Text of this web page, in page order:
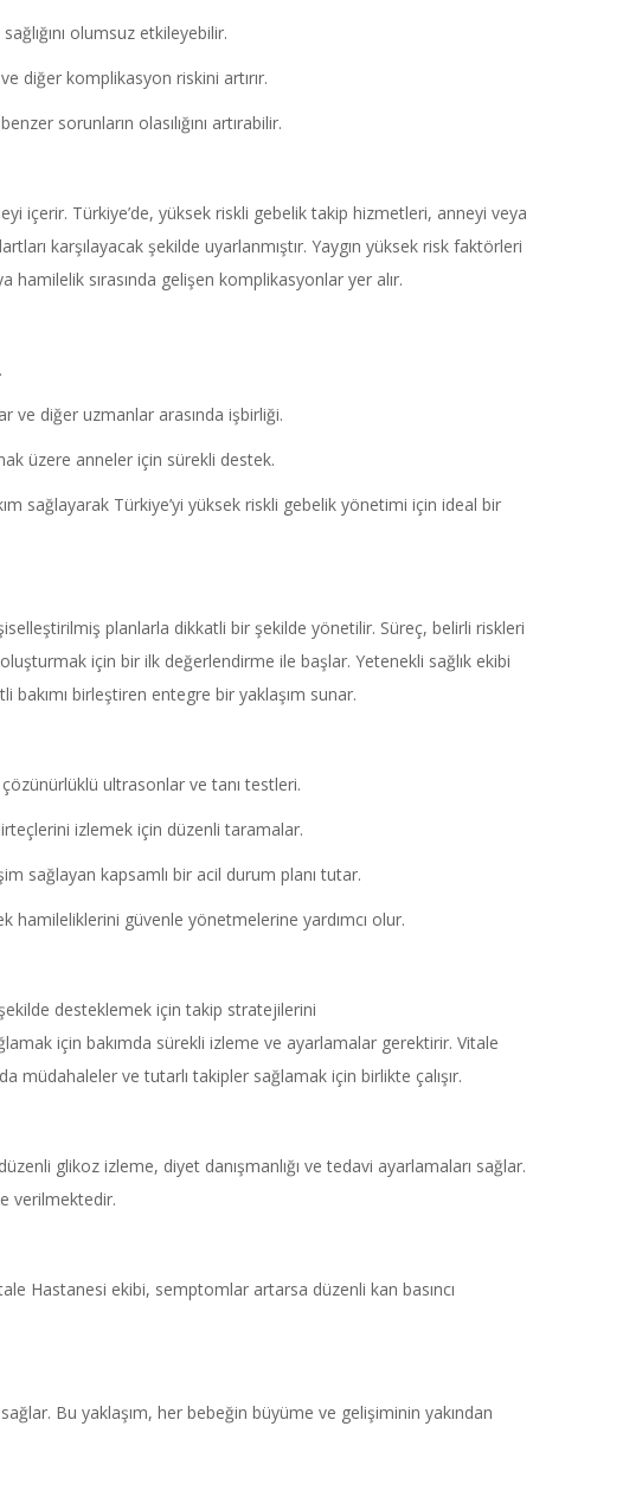
olumsuz etkileyebilir.
diğer komplikasyon riskini artırır.
sorunların olasılığını artırabilir.
içerir. Türkiye’de, yüksek riskli gebelik takip hizmetleri, anneyi veya
karşılayacak şekilde uyarlanmıştır. Yaygın yüksek risk faktörleri
sırasında gelişen komplikasyonlar yer alır.
ve diğer uzmanlar arasında işbirliği.
üzere anneler için sürekli destek.
sağlayarak Türkiye’yi yüksek riskli gebelik yönetimi için ideal bir
planlarla dikkatli bir şekilde yönetilir. Süreç, belirli riskleri
için bir ilk değerlendirme ile başlar. Yetenekli sağlık ekibi
birleştiren entegre bir yaklaşım sunar.
ultrasonlar ve tanı testleri.
izlemek için düzenli taramalar.
sağlayan kapsamlı bir acil durum planı tutar.
hamileliklerini güvenle yönetmelerine yardımcı olur.
desteklemek için takip stratejilerini
için bakımda sürekli izleme ve ayarlamalar gerektirir. Vitale
müdahaleler ve tutarlı takipler sağlamak için birlikte çalışır.
glikoz izleme, diyet danışmanlığı ve tedavi ayarlamaları sağlar.
verilmektedir.
Hastanesi ekibi, semptomlar artarsa düzenli kan basıncı
Bu yaklaşım, her bebeğin büyüme ve gelişiminin yakından